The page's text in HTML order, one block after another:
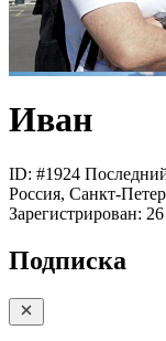
Иван
ID: #1924
Россия, Санкт-
Зарегистрирован:
Подписка